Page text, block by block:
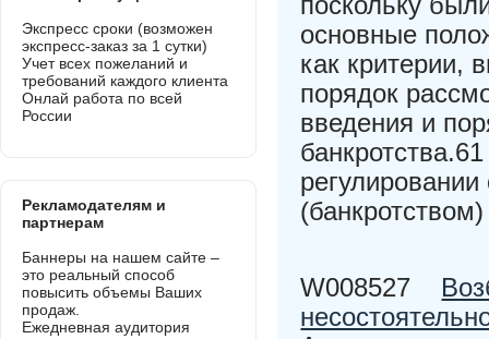
основные
как критерии,
порядок
введения и
W008527
Экспресс сроки (возможен
экспресс-заказ за 1 сутки)
Учет всех пожеланий и
требований каждого клиента
Онлай работа по всей
России
Рекламодателям и
партнерам
Баннеры на нашем сайте –
это реальный способ
повысить объемы Ваших
продаж.
Ежедневная аудитория